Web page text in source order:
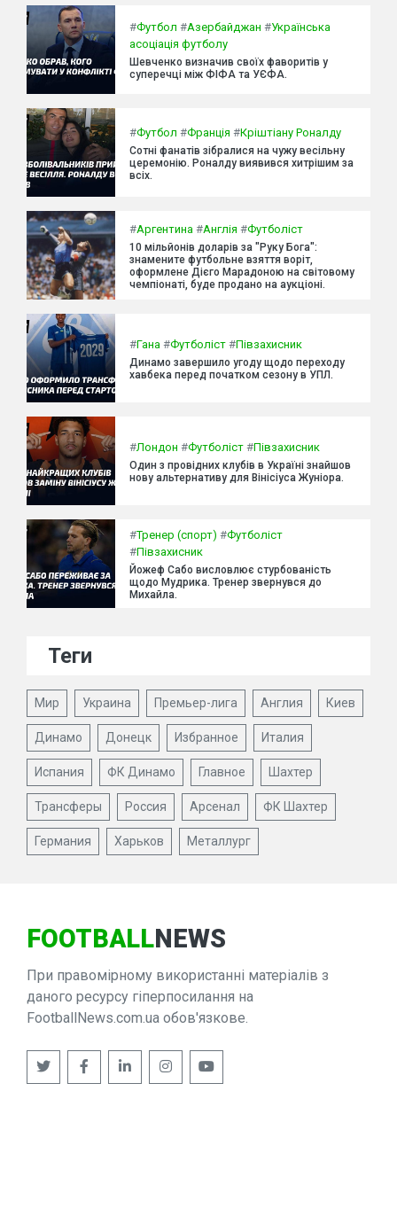
#Футбол #Азербайджан #Українська
асоціація футболу
Шевченко визначив своїх фаворитів у
суперечці між ФІФА та УЄФА.
#Футбол #Франція #Кріштіану Роналду
Сотні фанатів зібралися на чужу весільну
церемонію. Роналду виявився хитрішим за
всіх.
#Аргентина #Англія #Футболіст
10 мільйонів доларів за "Руку Бога":
знамените футбольне взяття воріт,
оформлене Дієго Марадоною на світовому
чемпіонаті, буде продано на аукціоні.
#Гана #Футболіст #Півзахисник
Динамо завершило угоду щодо переходу
хавбека перед початком сезону в УПЛ.
#Лондон #Футболіст #Півзахисник
Один з провідних клубів в Україні знайшов
нову альтернативу для Вінісіуса Жуніора.
#Тренер (спорт) #Футболіст
#Півзахисник
Йожеф Сабо висловлює стурбованість
щодо Мудрика. Тренер звернувся до
Михайла.
Теги
Мир Украина Премьер-лига Англия Киев
Динамо Донецк Избранное Италия
Испания ФК Динамо Главное Шахтер
Трансферы Россия Арсенал ФК Шахтер
Германия Харьков Металлург
FOOTBALLNEWS
При правомірному використанні матеріалів з
даного ресурсу гіперпосилання на
FootballNews.com.ua обов'язкове.